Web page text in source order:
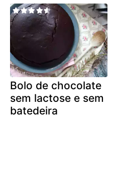
Bolo de chocolate
sem lactose e sem
batedeira